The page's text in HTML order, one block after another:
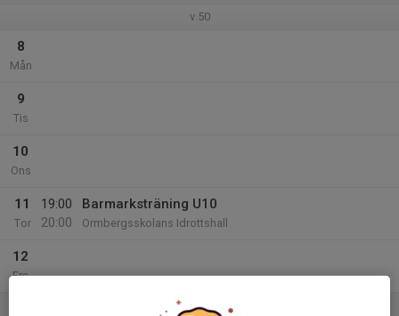
v.50
8
Mån
9
Tis
10
Ons
11
Tor
19:00
20:00
Barmarksträning U10
Ormbergsskolans Idrottshall
12
Fre